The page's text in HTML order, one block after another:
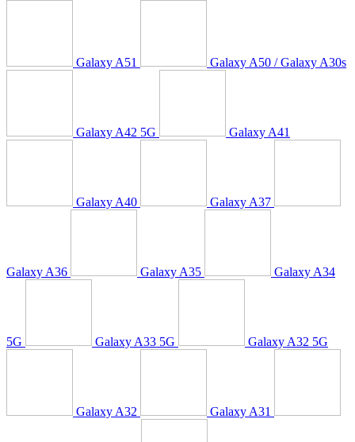
Galaxy A51 Galaxy A50 / Galaxy A30s
Galaxy A42 5G Galaxy A41
Galaxy A40 Galaxy A37
Galaxy A36 Galaxy A35 Galaxy A34
5G Galaxy A33 5G Galaxy A32 5G
Galaxy A32 Galaxy A31